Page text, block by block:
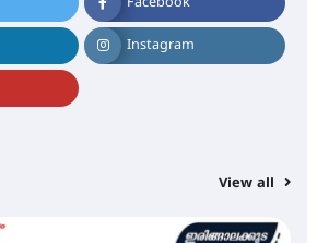
Facebook
Instagram
View all
ഐ.ഐ.ടി മദ്രാസ്സിൽ നിന്നും
ഡോക്ടറേറ്റ് – ഇരിങ്ങാലക്കുട
സ്വദേശി ആതിര എം കെ യുടെ
നേട്ടം പ്രതിസന്ധികളോട് പൊരുതി